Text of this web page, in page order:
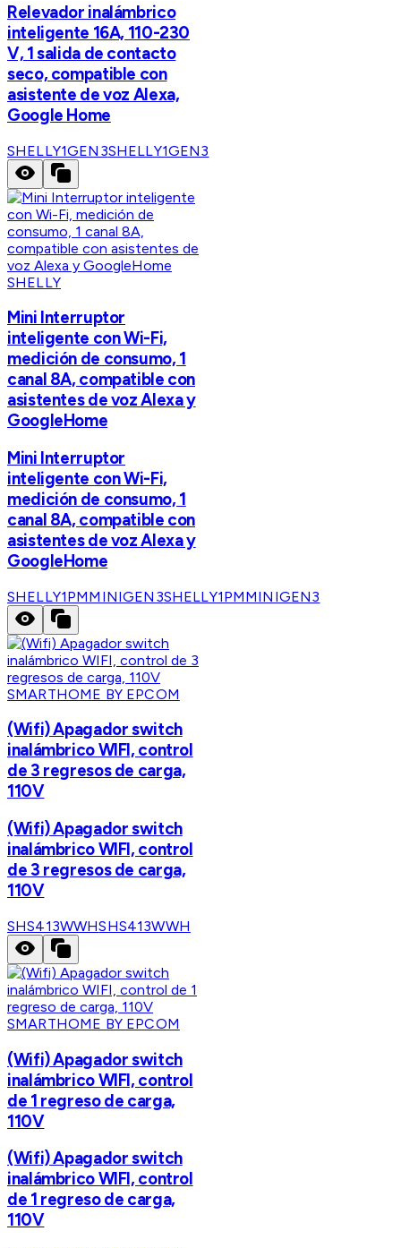
Relevador inalámbrico
inteligente 16A, 110-230
V, 1 salida de contacto
seco, compatible con
asistente de voz Alexa,
Google Home
SHELLY1GEN3SHELLY1GEN3
SHELLY
Mini Interruptor
inteligente con Wi-Fi,
medición de consumo, 1
canal 8A, compatible con
asistentes de voz Alexa y
GoogleHome
Mini Interruptor
inteligente con Wi-Fi,
medición de consumo, 1
canal 8A, compatible con
asistentes de voz Alexa y
GoogleHome
SHELLY1PMMINIGEN3SHELLY1PMMINIGEN3
SMARTHOME BY EPCOM
(Wifi) Apagador switch
inalámbrico WIFI, control
de 3 regresos de carga,
110V
(Wifi) Apagador switch
inalámbrico WIFI, control
de 3 regresos de carga,
110V
SHS413WWHSHS413WWH
SMARTHOME BY EPCOM
(Wifi) Apagador switch
inalámbrico WIFI, control
de 1 regreso de carga,
110V
(Wifi) Apagador switch
inalámbrico WIFI, control
de 1 regreso de carga,
110V